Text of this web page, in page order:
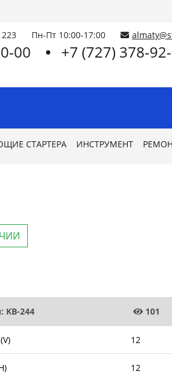
Пн-Пт 10:00-17:00
00 +7 (727) 378-
СТАРТЕРА ИНСТРУМЕНТ
KB-244 101
12
12